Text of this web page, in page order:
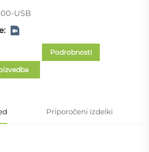
USB
Podrobnosti
Priporočeni izdelki